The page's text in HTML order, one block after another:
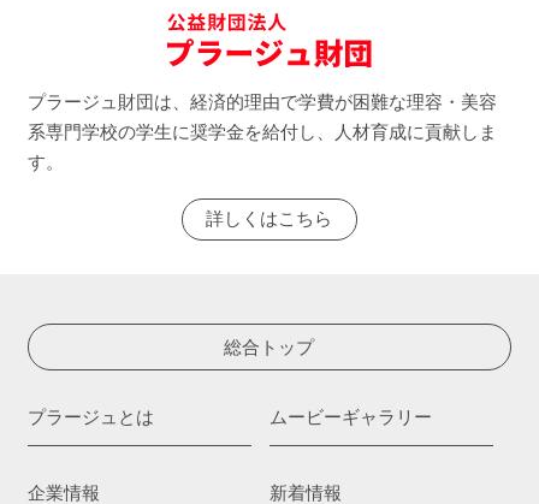
プラージュ財団は、経済的理由で学費が困難な理容・美容
系専門学校の学生に奨学金を給付し、人材育成に貢献しま
す。
詳しくはこちら
総合トップ
プラージュとは
企業情報
ムービーギャラリー
新着情報